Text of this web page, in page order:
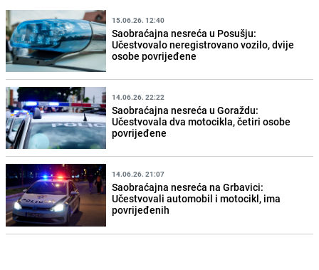
15.06.26. 12:40
Saobraćajna nesreća u Posušju:
Učestvovalo neregistrovano vozilo, dvije
osobe povrijeđene
14.06.26. 22:22
Saobraćajna nesreća u Goraždu:
Učestvovala dva motocikla, četiri osobe
povrijeđene
14.06.26. 21:07
Saobraćajna nesreća na Grbavici:
Učestvovali automobil i motocikl, ima
povrijeđenih